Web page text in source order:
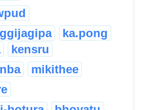
ka.pong
kensru
mikithee